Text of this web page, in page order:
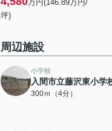
万円(146.89万円/
坪)
周辺施設
小学校
入間市立藤沢東小学
300ｍ（4分）